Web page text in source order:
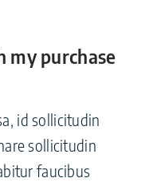
my purchase
id sollicitudin
sollicitudin
faucibus